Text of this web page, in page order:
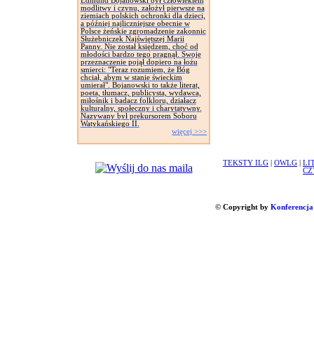
modlitwy i czynu, założył pierwsze na
ziemiach polskich ochronki dla dzieci,
a później najliczniejsze obecnie w
Polsce żeńskie zgromadzenie zakonnic
Służebniczek Najświętszej Marii
Panny. Nie został księdzem, choć od
młodości bardzo tego pragnął. Swoje
przeznaczenie pojął dopiero na łożu
smierci: "Teraz rozumiem, że Bóg
chciał, abym w stanie świeckim
umierał". Bojanowski to także literat,
poeta, tłumacz, publicysta, wydawca,
miłośnik i badacz folkloru, działacz
kulturalny, społeczny i charytatywny.
Nazywany był prekursorem Soboru
Watykańskiego II.
więcej >>>
TEKSTY ILG OWLG
© Copyright by Konferencja